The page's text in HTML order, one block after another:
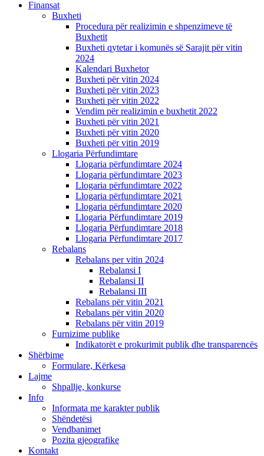
Finansat
Buxheti
Procedura për realizimin e shpenzimeve të
Buxhetit
Buxheti qytetar i komunës së Sarajit për vitin
2024
Kalendari Buxhetor
Buxheti për vitin 2024
Buxheti për vitin 2023
Buxheti për vitin 2022
Vendim për realizimin e buxhetit 2022
Buxheti për vitin 2021
Buxheti për vitin 2020
Buxheti për vitin 2019
Llogaria Përfundimtare
Llogaria përfundimtare 2024
Llogaria përfundimtare 2023
Llogaria përfundimtare 2022
Llogaria përfundimtare 2021
Llogaria përfundimtare 2020
Llogaria Përfundimtare 2019
Llogaria Përfundimtare 2018
Llogaria Përfundimtare 2017
Rebalans
Rebalans per vitin 2024
Rebalansi I
Rebalansi II
Rebalansi III
Rebalans për vitin 2021
Rebalans për vitin 2020
Rebalans për vitin 2019
Furnizime publike
Indikatorët e prokurimit publik dhe transparencës
Shërbime
Formulare, Kërkesa
Lajme
Shpallje, konkurse
Info
Informata me karakter publik
Shëndetësi
Vendbanimet
Pozita gjeografike
Kontakt